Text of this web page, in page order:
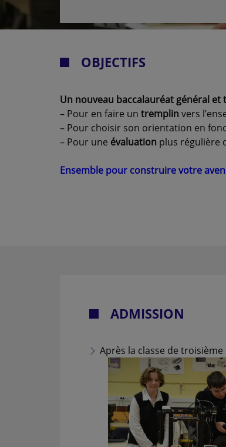
OBJECTIFS
Un nouveau baccalauréat général et
– Pour en faire un tremplin vers
– Pour choisir son orientation en
– Pour une évaluation plus régulière
Ensemble pour construire votre
ADMISSION
Après la classe de troisième